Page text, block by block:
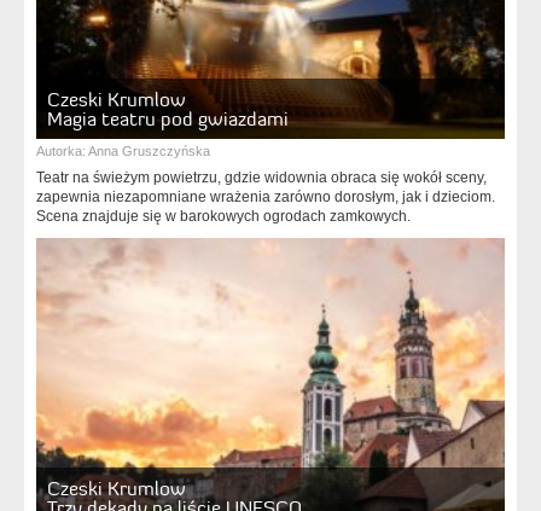
Czeski Krumlow
Magia teatru pod gwiazdami
Autorka: Anna Gruszczyńska
Teatr na świeżym powietrzu, gdzie widownia obraca się wokół sceny,
zapewnia niezapomniane wrażenia zarówno dorosłym, jak i dzieciom.
Scena znajduje się w barokowych ogrodach zamkowych.
Czeski Krumlow